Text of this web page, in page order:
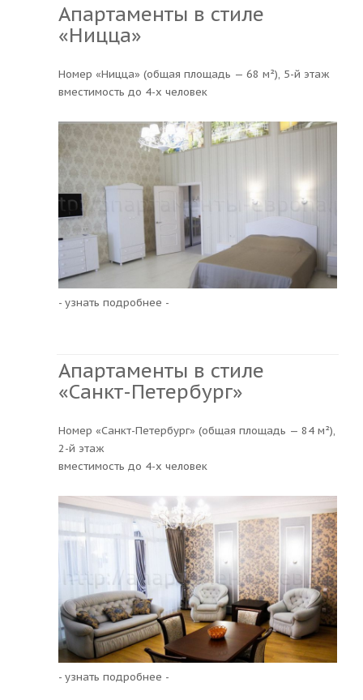
Апартаменты в стиле
«Ницца»
Номер «Ницца» (общая площадь — 68 м²), 5-й этаж
вместимость до 4-х человек
- узнать подробнее -
Апартаменты в стиле
«Санкт-Петербург»
Номер «Санкт-Петербург» (общая площадь — 84 м²),
2-й этаж
вместимость до 4-х человек
- узнать подробнее -